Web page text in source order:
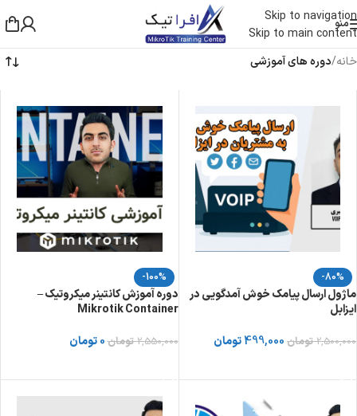
Skip to navigation
Skip to main content
منو
خانه/دوره های آموزشی
-80%
ماژول ارسال پیامک خوش آمدگویی در
ایزابل
2,500,000 تومان 499,000تومان
-100%
دوره آموزش کانتینر میکروتیک –
Mikrotik Container
2,550,000 تومان0 تومان